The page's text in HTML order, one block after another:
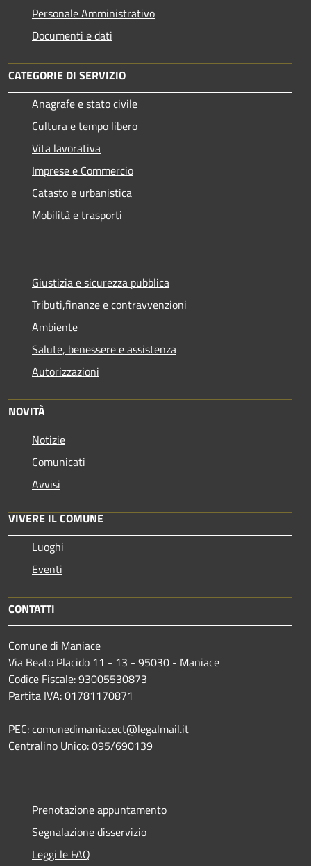
Personale Amministrativo
Documenti e dati
CATEGORIE DI SERVIZIO
Anagrafe e stato civile
Cultura e tempo libero
Vita lavorativa
Imprese e Commercio
Catasto e urbanistica
Mobilità e trasporti
Giustizia e sicurezza pubblica
Tributi,finanze e contravvenzioni
Ambiente
Salute, benessere e assistenza
Autorizzazioni
NOVITÀ
Notizie
Comunicati
Avvisi
VIVERE IL COMUNE
Luoghi
Eventi
CONTATTI
Comune di Maniace
Via Beato Placido 11 - 13 - 95030 - Maniace
Codice Fiscale: 93005530873
Partita IVA: 01781170871
PEC: comunedimaniacect@legalmail.it
Centralino Unico: 095/690139
Prenotazione appuntamento
Segnalazione disservizio
Leggi le FAQ